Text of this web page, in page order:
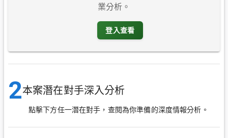
業分析。
登入查看
2本案潛在對手深入分析
點擊下方任一潛在對手，查閱為你準備的深度情報分析。